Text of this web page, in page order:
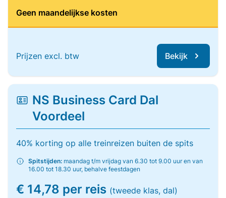
Geen maandelijkse kosten
Prijzen excl. btw Bekijk
NS Business Card Dal
Voordeel
40% korting op alle treinreizen buiten de spits
Spitstijden: maandag t/m vrijdag van 6.30 tot 9.00 uur en van
16.00 tot 18.30 uur, behalve feestdagen
€ 14,78 per reis (tweede klas, dal)